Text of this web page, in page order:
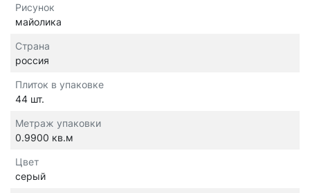
Рисунок
майолика
Страна
россия
Плиток в упаковке
44 шт.
Метраж упаковки
0.9900 кв.м
Цвет
серый